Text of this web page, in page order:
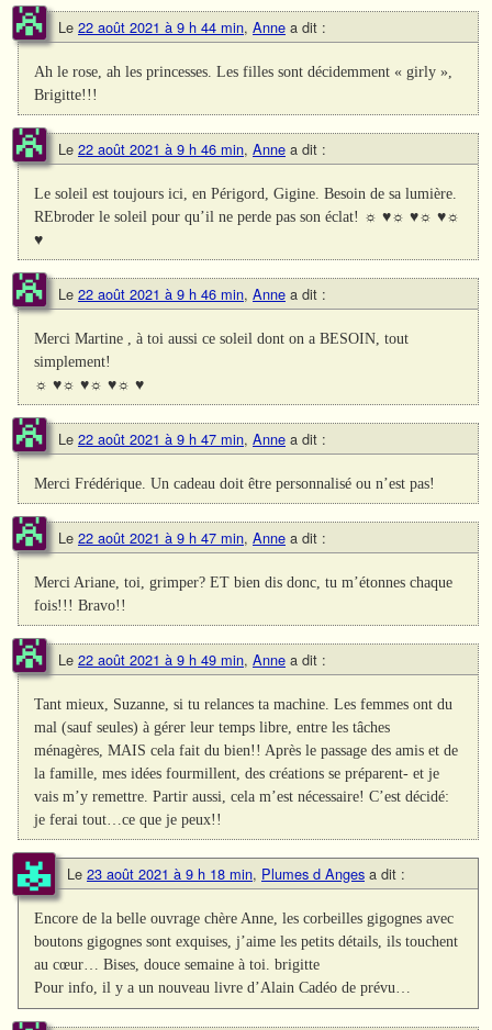
Le 22 août 2021 à 9 h 44 min, Anne a dit :
Ah le rose, ah les princesses. Les filles sont décidemment « girly »,
Brigitte!!!
Le 22 août 2021 à 9 h 46 min, Anne a dit :
Le soleil est toujours ici, en Périgord, Gigine. Besoin de sa lumière.
REbroder le soleil pour qu’il ne perde pas son éclat! ☼ ♥☼ ♥☼ ♥☼
♥
Le 22 août 2021 à 9 h 46 min, Anne a dit :
Merci Martine , à toi aussi ce soleil dont on a BESOIN, tout
simplement!
☼ ♥☼ ♥☼ ♥☼ ♥
Le 22 août 2021 à 9 h 47 min, Anne a dit :
Merci Frédérique. Un cadeau doit être personnalisé ou n’est pas!
Le 22 août 2021 à 9 h 47 min, Anne a dit :
Merci Ariane, toi, grimper? ET bien dis donc, tu m’étonnes chaque
fois!!! Bravo!!
Le 22 août 2021 à 9 h 49 min, Anne a dit :
Tant mieux, Suzanne, si tu relances ta machine. Les femmes ont du
mal (sauf seules) à gérer leur temps libre, entre les tâches
ménagères, MAIS cela fait du bien!! Après le passage des amis et de
la famille, mes idées fourmillent, des créations se préparent- et je
vais m’y remettre. Partir aussi, cela m’est nécessaire! C’est décidé:
je ferai tout…ce que je peux!!
Le 23 août 2021 à 9 h 18 min, Plumes d Anges a dit :
Encore de la belle ouvrage chère Anne, les corbeilles gigognes avec
boutons gigognes sont exquises, j’aime les petits détails, ils touchent
au cœur… Bises, douce semaine à toi. brigitte
Pour info, il y a un nouveau livre d’Alain Cadéo de prévu…